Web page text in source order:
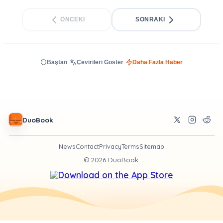
ÖNCEKI SONRAKI
Baştan Çevirileri Göster Daha Fazla Haber
DuoBook
NewsContactPrivacyTermsSitemap
© 2026DuoBook.